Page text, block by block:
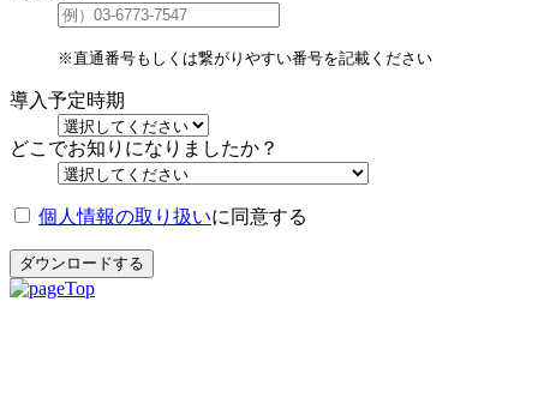
※直通番号もしくは繋がりやすい番号を記載ください
導入予定時期
どこでお知りになりましたか？
個人情報の取り扱いに同意する
ダウンロードする